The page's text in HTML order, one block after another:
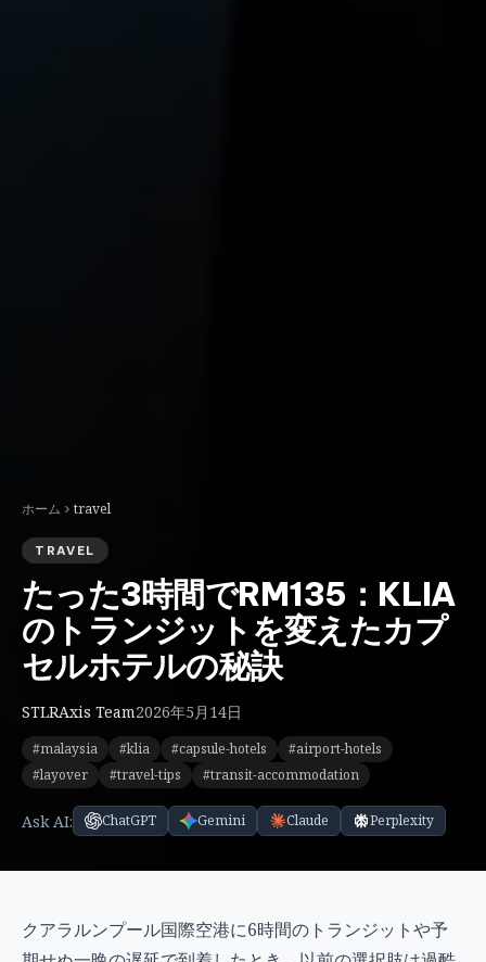
ホーム travel
TRAVEL
たった3時間でRM135：KLIA
のトランジットを変えたカプ
セルホテルの秘訣
STLRAxis Team2026年5月14日
#malaysia #klia #capsule-hotels
#airport-hotels
#layover
#travel-tips #transit-accommodation
Ask AI: ChatGPT Gemini Claude Perplexity
クアラルンプール国際空港に6時間のトランジットや予